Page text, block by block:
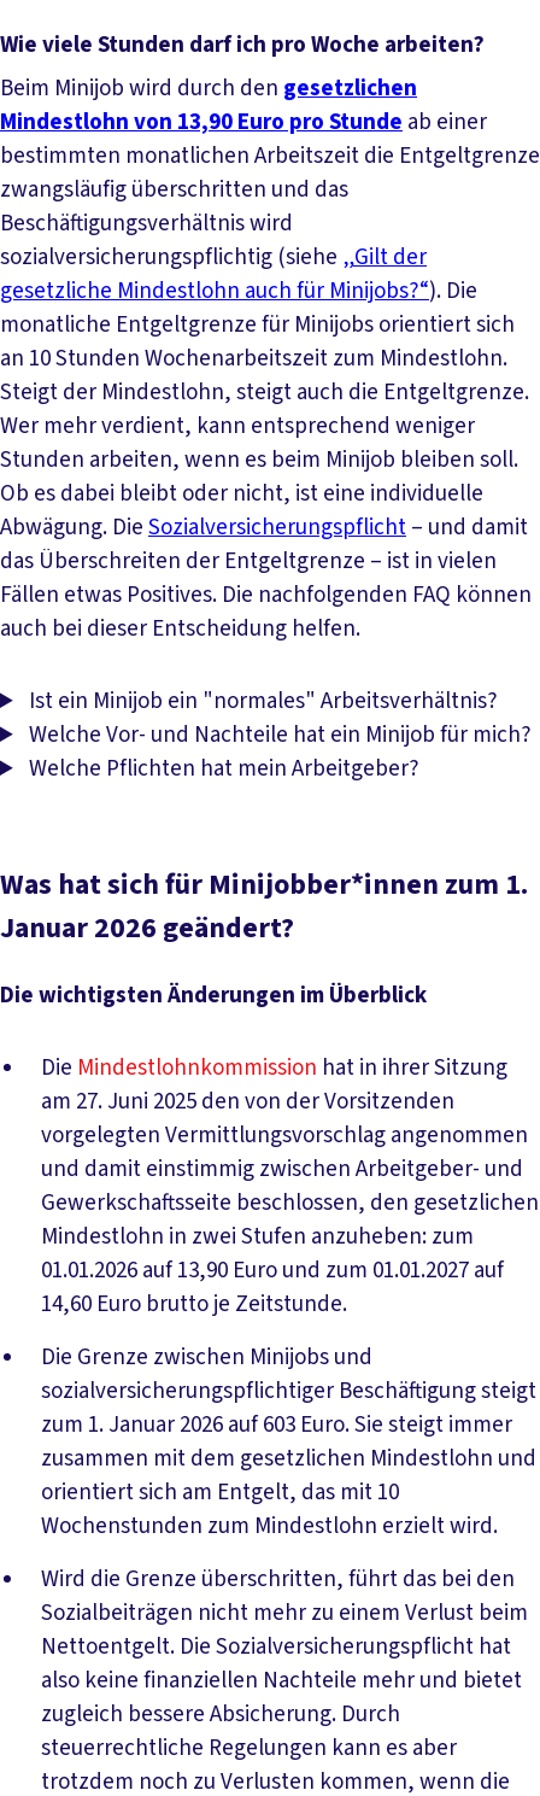
Wie viele Stunden darf ich pro Woche arbeiten?
Beim Minijob wird durch den gesetzlichen
Mindestlohn von 13,90 Euro pro Stundeab einer
bestimmten monatlichen Arbeitszeit die Entgeltgrenze
zwangsläufig überschritten und das
Beschäftigungsverhältnis wird
sozialversicherungspflichtig (siehe „Gilt der
gesetzliche Mindestlohn auch für Minijobs?“). Die
monatliche Entgeltgrenze für Minijobs orientiert sich
an 10 Stunden Wochenarbeitszeit zum Mindestlohn.
Steigt der Mindestlohn, steigt auch die Entgeltgrenze.
Wer mehr verdient, kann entsprechend weniger
Stunden arbeiten, wenn es beim Minijob bleiben soll.
Ob es dabei bleibt oder nicht, ist eine individuelle
Abwägung. DieSozialversicherungspflicht– und damit
das Überschreiten der Entgeltgrenze – ist in vielen
Fällen etwas Positives. Die nachfolgenden FAQ können
auch bei dieser Entscheidung helfen.
Ist ein Minijob ein "normales" Arbeitsverhältnis?
Welche Vor- und Nachteile hat ein Minijob für mich?
Welche Pflichten hat mein Arbeitgeber?
Was hat sich für Minijobber*innen zum 1.
Januar 2026 geändert?
Die wichtigsten Änderungen im Überblick
Die Mindestlohnkommission hat in ihrer Sitzung
am 27. Juni 2025 den von der Vorsitzenden
vorgelegten Vermittlungsvorschlag angenommen
und damit einstimmig zwischen Arbeitgeber- und
Gewerkschaftsseite beschlossen, den gesetzlichen
Mindestlohn in zwei Stufen anzuheben: zum
01.01.2026 auf 13,90 Euro und zum 01.01.2027 auf
14,60 Euro brutto je Zeitstunde.
Die Grenze zwischen Minijobs und
sozialversicherungspflichtiger Beschäftigung steigt
zum 1. Januar 2026 auf 603 Euro. Sie steigt immer
zusammen mit dem gesetzlichen Mindestlohn und
orientiert sich am Entgelt, das mit 10
Wochenstunden zum Mindestlohn erzielt wird.
Wird die Grenze überschritten, führt das bei den
Sozialbeiträgen nicht mehr zu einem Verlust beim
Nettoentgelt. Die Sozialversicherungspflicht hat
also keine finanziellen Nachteile mehr und bietet
zugleich bessere Absicherung. Durch
steuerrechtliche Regelungen kann es aber
trotzdem noch zu Verlusten kommen, wenn die